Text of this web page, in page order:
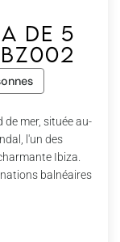
de 5
mer, située au-
l'un des
Ibiza.
balnéaires